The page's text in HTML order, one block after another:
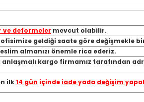
ve deformeler mevcut olabilir.
geldiği saate göre değişmekle
almanızı önemle rica ederiz.
anlaşmalı kargo firmamız tarafından
ilk14 gün içinde iadeyada değişim